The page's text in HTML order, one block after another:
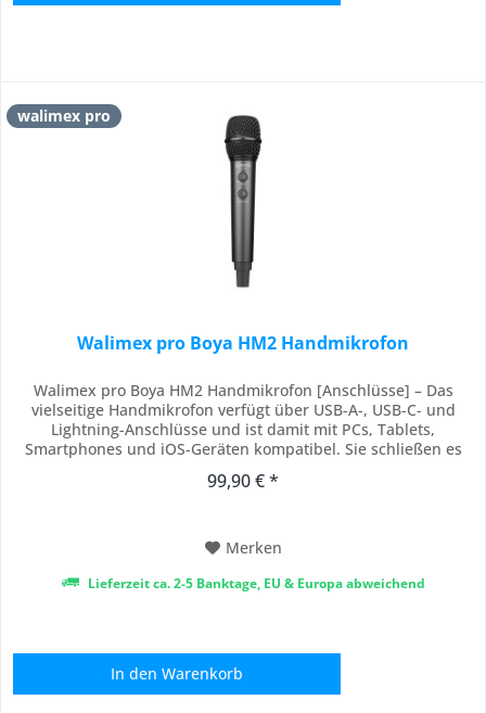
walimex pro
Walimex pro Boya HM2 Handmikrofon
Walimex pro Boya HM2 Handmikrofon [Anschlüsse] – Das
vielseitige Handmikrofon verfügt über USB-A-, USB-C- und
Lightning-Anschlüsse und ist damit mit PCs, Tablets,
Smartphones und iOS-Geräten kompatibel. Sie schließen es
Tonaufnahmen starten, ganz ohne Treiber. [Tonqualität] – Das
99,90 € *
Merken
Lieferzeit ca. 2-5 Banktage, EU & Europa abweichend
In den Warenkorb